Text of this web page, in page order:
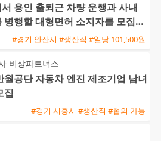
용인 출퇴근 차량 운행과 사내
병행할 대형면허 소지자를 모집합
#경기 안산시 #생산직 #일당 101,500원
비상파트너스
월공단 자동차 엔진 제조기업 남녀
집
#경기 시흥시 #생산직 #협의 가능